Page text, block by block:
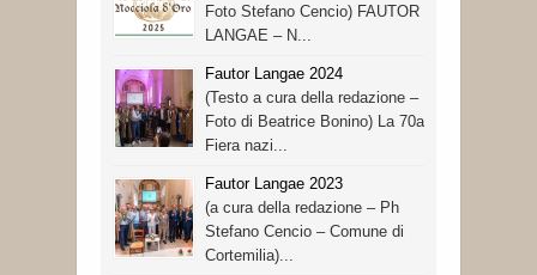
Foto Stefano Cencio) FAUTOR
LANGAE – N...
Fautor Langae 2024
(Testo a cura della redazione –
Foto di Beatrice Bonino) La 70a
Fiera nazi...
Fautor Langae 2023
(a cura della redazione – Ph
Stefano Cencio – Comune di
Cortemilia)...